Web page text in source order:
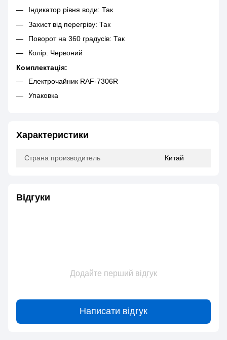
Індикатор рівня води: Так
Захист від перегріву: Так
Поворот на 360 градусів: Так
Колір: Червоний
Комплектація:
Електрочайник RAF-7306R
Упаковка
Характеристики
Страна производитель Китай
Відгуки
Додайте перший відгук
Написати відгук